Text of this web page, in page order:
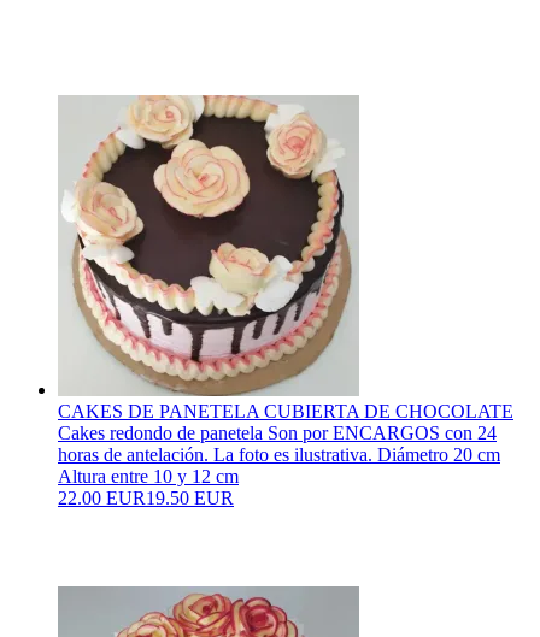
CAKES DE PANETELA CUBIERTA DE CHOCOLATE
Cakes redondo de panetela Son por ENCARGOS con 24
horas de antelación. La foto es ilustrativa. Diámetro 20 cm
Altura entre 10 y 12 cm
22.00 EUR19.50 EUR